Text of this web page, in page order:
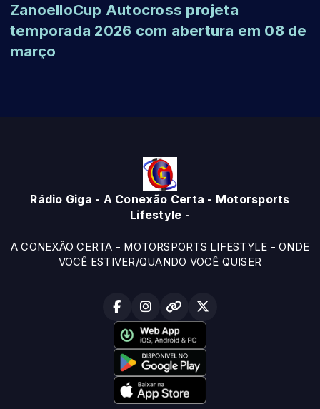
ZanoelloCup Autocross projeta
temporada 2026 com abertura em 08 de
março
Rádio Giga - A Conexão Certa - Motorsports
Lifestyle -
A CONEXÃO CERTA - MOTORSPORTS LIFESTYLE - ONDE
VOCÊ ESTIVER/QUANDO VOCÊ QUISER